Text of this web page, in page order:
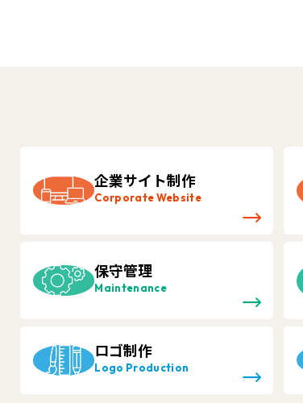
企業サイト制作
Corporate Website
保守管理
Maintenance
ロゴ制作
Logo Production